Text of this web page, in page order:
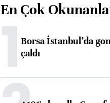
En Çok
1Borsa İstanbul’da
çaldı